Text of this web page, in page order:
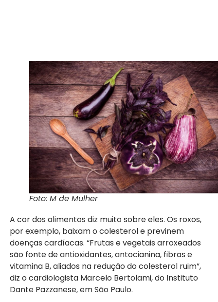
Foto: M de Mulher
A cor dos alimentos diz muito sobre eles. Os roxos,
por exemplo, baixam o colesterol e previnem
doenças cardíacas. “Frutas e vegetais arroxeados
são fonte de antioxidantes, antocianina, fibras e
vitamina B, aliados na redução do colesterol ruim”,
diz o cardiologista Marcelo Bertolami, do Instituto
Dante Pazzanese, em São Paulo.